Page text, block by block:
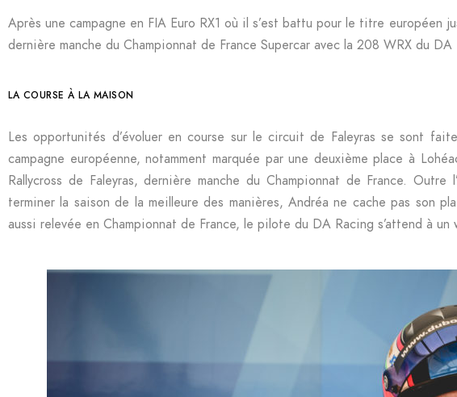
Après une campagne en FIA Euro RX1 où il s’est battu pour le titre européen
dernière manche du Championnat de France Supercar avec la 208 WRX du DA
LA COURSE À LA MAISON
Les opportunités d’évoluer en course sur le circuit de Faleyras se sont
campagne européenne, notamment marquée par une deuxième place à
Rallycross de Faleyras, dernière manche du Championnat de France.
terminer la saison de la meilleure des manières, Andréa ne cache pas son
aussi relevée en Championnat de France, le pilote du DA Racing s’attend à